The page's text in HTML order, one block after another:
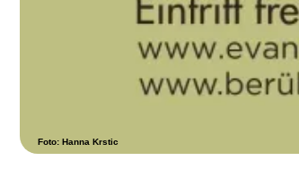
Foto: Hanna Krstic